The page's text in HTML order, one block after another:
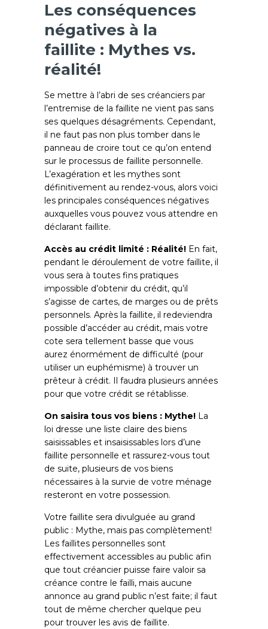
Les conséquences
négatives à la
faillite : Mythes vs.
réalité!
Se mettre à l’abri de ses créanciers par
l’entremise de la faillite ne vient pas sans
ses quelques désagréments. Cependant,
il ne faut pas non plus tomber dans le
panneau de croire tout ce qu’on entend
sur le processus de faillite personnelle.
L’exagération et les mythes sont
définitivement au rendez-vous, alors voici
les principales conséquences négatives
auxquelles vous pouvez vous attendre en
déclarant faillite.
Accès au crédit limité : Réalité! En fait,
pendant le déroulement de votre faillite, il
vous sera à toutes fins pratiques
impossible d’obtenir du crédit, qu’il
s’agisse de cartes, de marges ou de prêts
personnels. Après la faillite, il redeviendra
possible d’accéder au crédit, mais votre
cote sera tellement basse que vous
aurez énormément de difficulté (pour
utiliser un euphémisme) à trouver un
prêteur à crédit. Il faudra plusieurs années
pour que votre crédit se rétablisse.
On saisira tous vos biens : Mythe! La
loi dresse une liste claire des biens
saisissables et insaisissables lors d’une
faillite personnelle et rassurez-vous tout
de suite, plusieurs de vos biens
nécessaires à la survie de votre ménage
resteront en votre possession.
Votre faillite sera divulguée au grand
public : Mythe, mais pas complètement!
Les faillites personnelles sont
effectivement accessibles au public afin
que tout créancier puisse faire valoir sa
créance contre le failli, mais aucune
annonce au grand public n’est faite; il faut
tout de même chercher quelque peu
pour trouver les avis de faillite.